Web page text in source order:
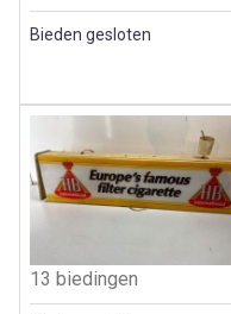
Bieden gesloten
13 biedingen